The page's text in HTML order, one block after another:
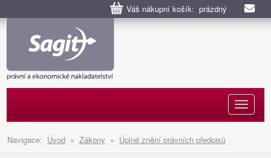
Váš nákupní košík: prázdný
Navigace: Úvod » Zákony » Úplné znění právních předpisů